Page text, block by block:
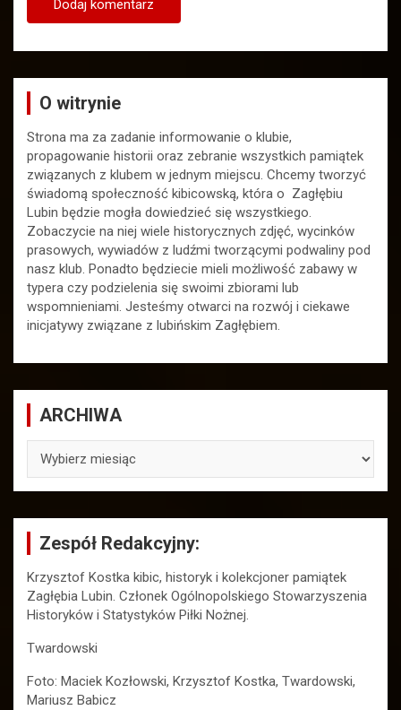
O witrynie
Strona ma za zadanie informowanie o klubie,
propagowanie historii oraz zebranie wszystkich pamiątek
związanych z klubem w jednym miejscu. Chcemy tworzyć
świadomą społeczność kibicowską, która o Zagłębiu
Lubin będzie mogła dowiedzieć się wszystkiego.
Zobaczycie na niej wiele historycznych zdjęć, wycinków
prasowych, wywiadów z ludźmi tworzącymi podwaliny pod
nasz klub. Ponadto będziecie mieli możliwość zabawy w
typera czy podzielenia się swoimi zbiorami lub
wspomnieniami. Jesteśmy otwarci na rozwój i ciekawe
inicjatywy związane z lubińskim Zagłębiem.
ARCHIWA
Zespół Redakcyjny:
Krzysztof Kostka kibic, historyk i kolekcjoner pamiątek
Zagłębia Lubin. Członek Ogólnopolskiego Stowarzyszenia
Historyków i Statystyków Piłki Nożnej.
Twardowski
Foto: Maciek Kozłowski, Krzysztof Kostka, Twardowski,
Mariusz Babicz